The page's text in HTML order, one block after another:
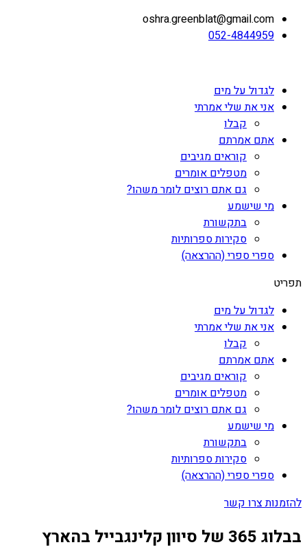
oshra.greenblat@gmail.com
052-4844959
לגדול על מים
אני את שלי אמרתי
קבלו
אתם אמרתם
קוראים מגיבים
מטפלים אומרים
גם אתם רוצים לומר משהו?
מי שישמע
בתקשורת
סקירות ספרותיות
ספרי ספרי (ההרצאה)
תפריט
לגדול על מים
אני את שלי אמרתי
קבלו
אתם אמרתם
קוראים מגיבים
מטפלים אומרים
גם אתם רוצים לומר משהו?
מי שישמע
בתקשורת
סקירות ספרותיות
ספרי ספרי (ההרצאה)
להזמנות צרו קשר
בבלוג 365 של סיוון קלינגבייל בהארץ